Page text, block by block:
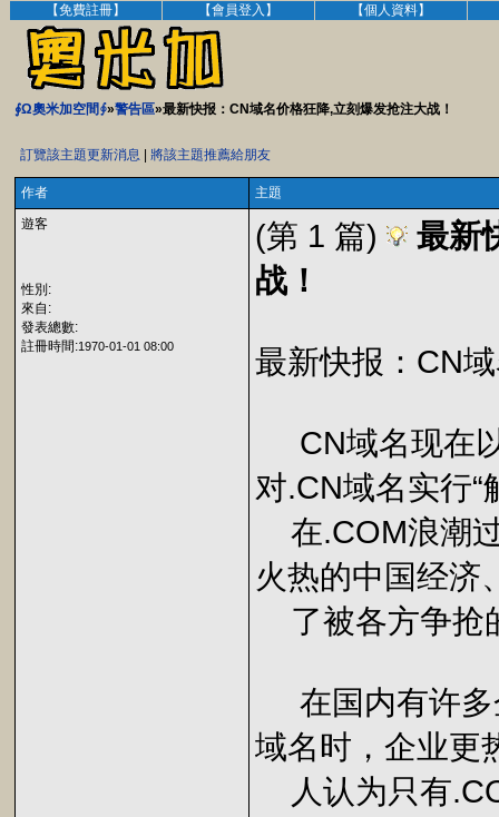
【免費註冊】 【會員登入】 【個人資料】
∮Ω奧米加空間∮»警告區»最新快报：CN域名价格狂降,立刻爆发抢注大战！
訂覽該主題更新消息 將該主題推薦給朋友
作者
主題
遊客
性別:
來自:
發表總數:
註冊時間:1970-01-01 08:00
(第 1 篇)
最新
战！
最新快报：CN
CN域名现在
对.CN域名实行“
在.COM浪潮
火热的中国经济
了被各方争抢
在国内有许多
域名时，企业更
人认为只有